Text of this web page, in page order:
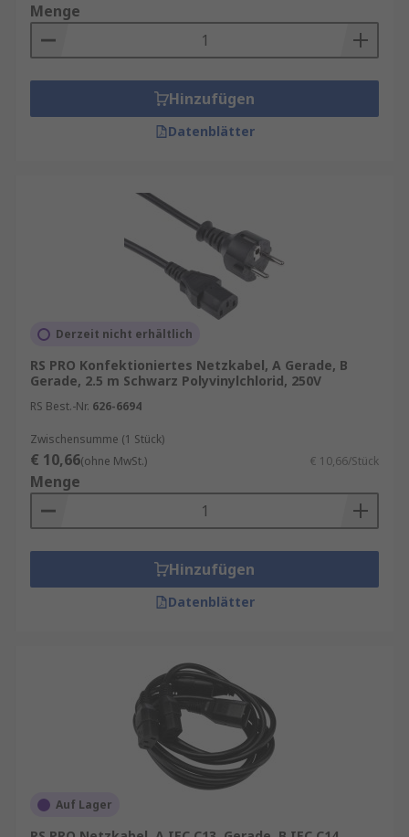
Menge
Hinzufügen
Datenblätter
Derzeit nicht erhältlich
RS PRO Konfektioniertes Netzkabel, A Gerade, B
Gerade, 2.5 m Schwarz Polyvinylchlorid, 250V
RS Best.-Nr. 626-6694
Zwischensumme (1 Stück)
€ 10,66(ohne MwSt.) € 10,66/Stück
Menge
Hinzufügen
Datenblätter
Auf Lager